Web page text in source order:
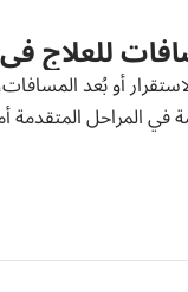
للعلاج
أو بُعد